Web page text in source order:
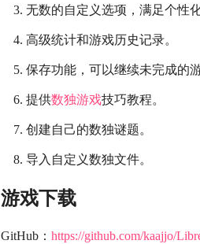
无数的自定义选项，满足个性化
高级统计和游戏历史记录。
保存功能，可以继续未完成的
提供数独游戏技巧教程。
创建自己的数独谜题。
导入自定义数独文件。
游戏下载
GitHub： https://github.com/kaajjo/